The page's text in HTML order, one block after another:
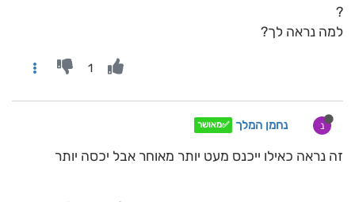
?
למה נראה לך?
1
נ נחמן המלך ✅מאושר
זה נראה כאילו ייכנס מעט יותר מאוחר אבל יכסה יותר